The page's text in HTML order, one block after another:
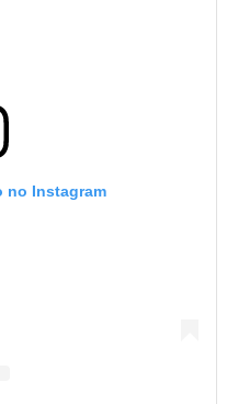
no Instagram